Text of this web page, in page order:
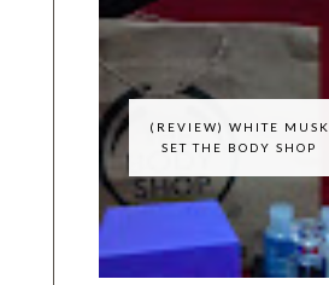
(REVIEW) WHITE MUSK
SET THE BODY SHOP